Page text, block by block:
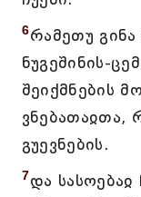
6რამეთუ
ნუგეშინის-
შეიქმნების
ვნებათაჲთა,
გუევნების.
7და სასოებაჲ